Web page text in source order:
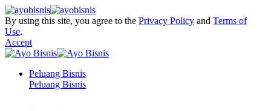
By using this site, you agree to the Privacy Policy and Terms of
Use.
Accept
Peluang Bisnis
Peluang Bisnis